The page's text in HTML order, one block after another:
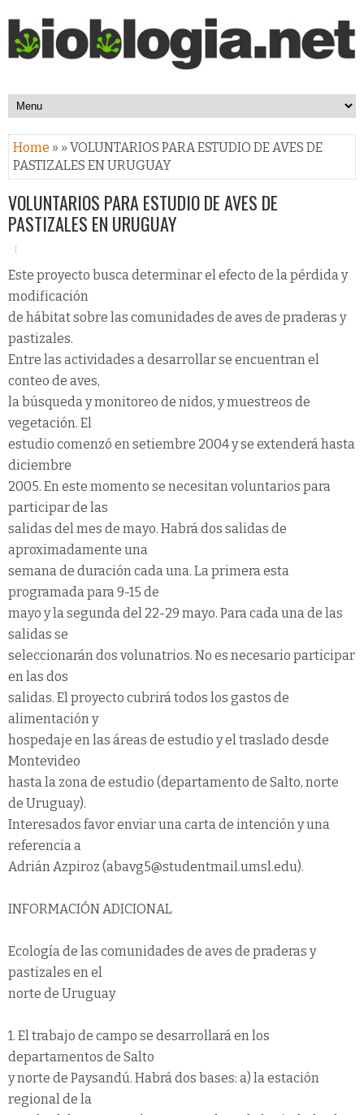
Home » » VOLUNTARIOS PARA ESTUDIO DE AVES DE
PASTIZALES EN URUGUAY
VOLUNTARIOS PARA ESTUDIO DE AVES DE
PASTIZALES EN URUGUAY
Este proyecto busca determinar el efecto de la pérdida y
modificación
de hábitat sobre las comunidades de aves de praderas y
pastizales.
Entre las actividades a desarrollar se encuentran el
conteo de aves,
la búsqueda y monitoreo de nidos, y muestreos de
vegetación. El
estudio comenzó en setiembre 2004 y se extenderá hasta
diciembre
2005. En este momento se necesitan voluntarios para
participar de las
salidas del mes de mayo. Habrá dos salidas de
aproximadamente una
semana de duración cada una. La primera esta
programada para 9-15 de
mayo y la segunda del 22-29 mayo. Para cada una de las
salidas se
seleccionarán dos volunatrios. No es necesario participar
en las dos
salidas. El proyecto cubrirá todos los gastos de
alimentación y
hospedaje en las áreas de estudio y el traslado desde
Montevideo
hasta la zona de estudio (departamento de Salto, norte
de Uruguay).
Interesados favor enviar una carta de intención y una
referencia a
Adrián Azpiroz (abavg5@studentmail.umsl.edu).
INFORMACIÓN ADICIONAL
Ecología de las comunidades de aves de praderas y
pastizales en el
norte de Uruguay
1. El trabajo de campo se desarrollará en los
departamentos de Salto
y norte de Paysandú. Habrá dos bases: a) la estación
regional de la